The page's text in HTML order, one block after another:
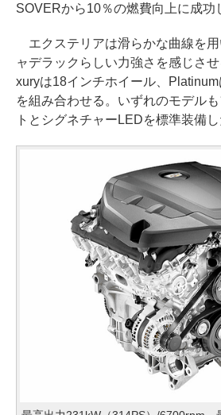
SOVERから10％の燃費向上に成功
エクステリアは滑らかな曲線を用
ャデラックらしい力強さを感じさ
xuryは18インチホイール、
を組み合わせる。いずれのモデル
トとシグネチャーLEDを標準装備し